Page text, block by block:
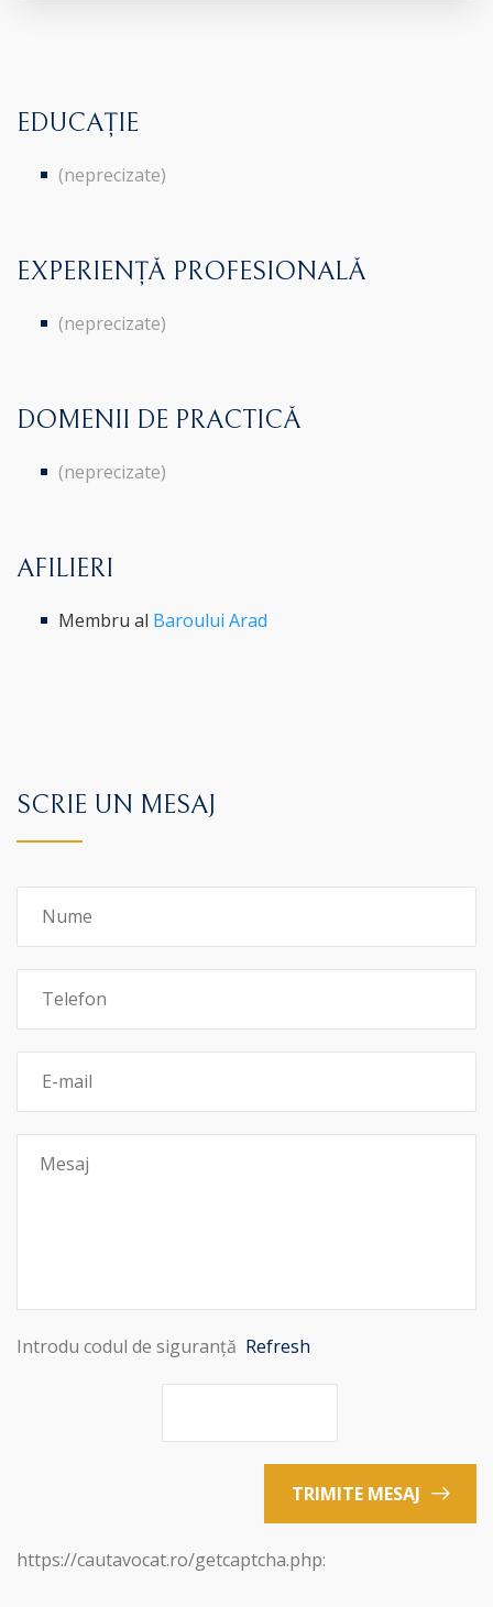
EDUCAȚIE
(neprecizate)
EXPERIENȚĂ PROFESIONALĂ
(neprecizate)
DOMENII DE PRACTICĂ
(neprecizate)
AFILIERI
Membru al Baroului Arad
SCRIE UN MESAJ
Introdu codul de siguranță Refresh
TRIMITE MESAJ
https://cautavocat.ro/getcaptcha.php: